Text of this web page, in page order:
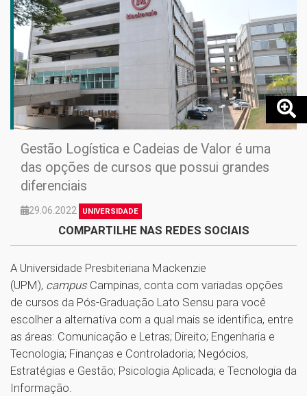
Gestão Logística e Cadeias de Valor é uma
das opções de cursos que possui grandes
diferenciais
29.06.2022 UNIVERSIDADE
COMPARTILHE NAS REDES SOCIAIS
A Universidade Presbiteriana Mackenzie
(UPM), campus Campinas, conta com variadas opções
de cursos da Pós-Graduação Lato Sensu para você
escolher a alternativa com a qual mais se identifica, entre
as áreas: Comunicação e Letras; Direito; Engenharia e
Tecnologia; Finanças e Controladoria; Negócios,
Estratégias e Gestão; Psicologia Aplicada; e Tecnologia da
Informação.